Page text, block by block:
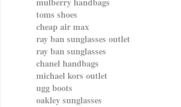
toms shoes
cheap air max
ray ban sunglasses outlet
ray ban sunglasses
chanel handbags
michael kors outlet
ugg boots
oakley sunglasses